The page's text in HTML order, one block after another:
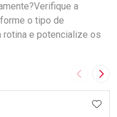
a
o tipo de
rotina e potencialize os
Imagem
AOS FAVORITOS